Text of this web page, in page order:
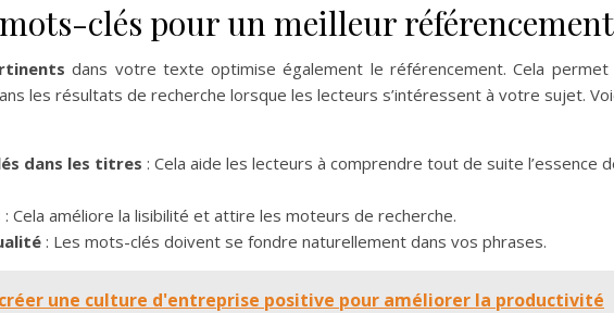
clés pour un meilleur référencement
dans votre texte optimise également le référencement. Cela permet
les résultats de recherche lorsque les lecteurs s’intéressent à votre sujet.
dans les titres : Cela aide les lecteurs à comprendre tout de suite l’essence
: Cela améliore la lisibilité et attire les moteurs de recherche.
: Les mots-clés doivent se fondre naturellement dans vos phrases.
une culture d'entreprise positive pour améliorer la productivité